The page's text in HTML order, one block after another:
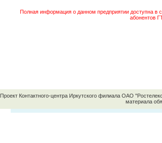
Полная информация о данном предприятии доступна в
абонентов
Проект Контактного-центра Иркутского филиала ОАО
материала